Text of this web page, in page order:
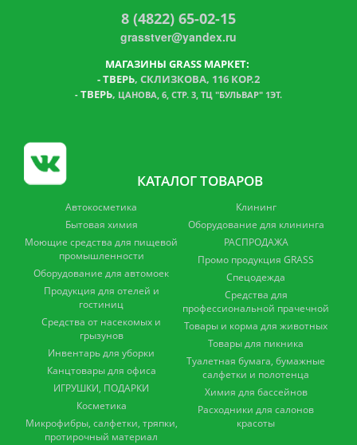
8 (4822) 65-02-15
grasstver@yandex.ru
МАГАЗИНЫ GRASS МАРКЕТ:
-ТВЕРЬ, СКЛИЗКОВА, 116 КОР.2
- ТВЕРЬ, ЦАНОВА, 6, СТР. 3, ТЦ "БУЛЬВАР" 1ЭТ.
КАТАЛОГ ТОВАРОВ
Автокосметика
Бытовая химия
Моющие средства для пищевой
промышленности
Оборудование для автомоек
Продукция для отелей и
гостиниц
Средства от насекомых и
грызунов
Инвентарь для уборки
Канцтовары для офиса
ИГРУШКИ, ПОДАРКИ
Косметика
Микрофибры, салфетки, тряпки,
протирочный материал
Клининг
Оборудование для клининга
РАСПРОДАЖА
Промо продукция GRASS
Спецодежда
Средства для
профессиональной прачечной
Товары и корма для животных
Товары для пикника
Туалетная бумага, бумажные
салфетки и полотенца
Химия для бассейнов
Расходники для салонов
красоты